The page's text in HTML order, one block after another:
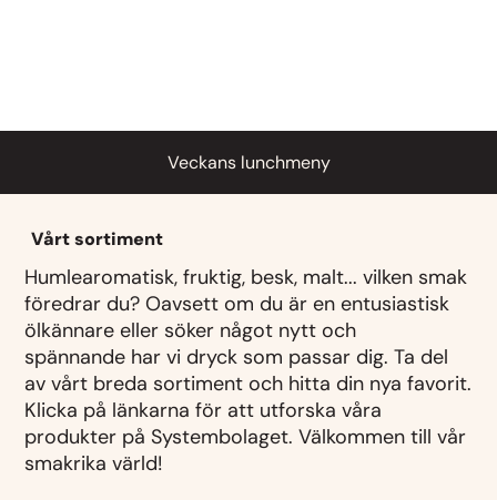
Veckans lunchmeny
Humlearomatisk, fruktig, besk, malt... vilken smak
föredrar du? Oavsett om du är en entusiastisk
ölkännare eller söker något nytt och
spännande har vi dryck som passar dig. Ta del
av vårt breda sortiment och hitta din nya favorit.
Klicka på länkarna för att utforska våra
produkter på Systembolaget. Välkommen till vår
smakrika värld!
Vårt sortiment